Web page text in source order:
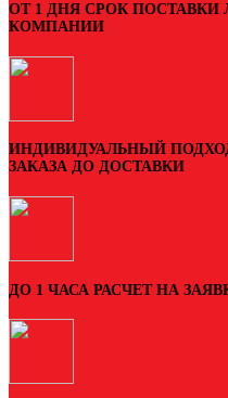
ОТ 1 ДНЯ СРОК
КОМПАНИИ
ИНДИВИДУАЛЬНЫЙ
ЗАКАЗА ДО ДОСТАВКИ
ДО 1 ЧАСА РАСЧЕТ НА